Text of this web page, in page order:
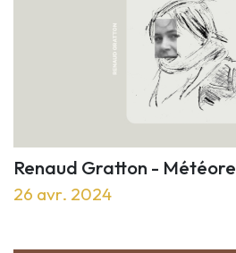
Renaud Gratton - Météore
26 avr. 2024